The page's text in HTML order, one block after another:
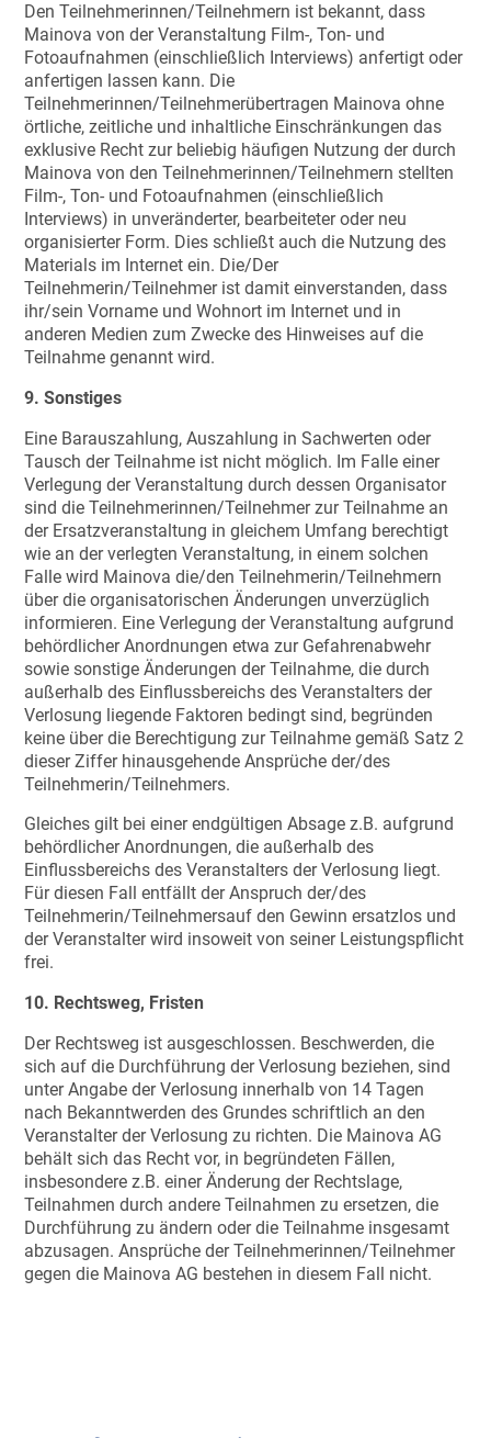
Den Teilnehmerinnen/Teilnehmern ist bekannt, dass
Mainova von der Veranstaltung Film-, Ton- und
Fotoaufnahmen (einschließlich Interviews) anfertigt oder
anfertigen lassen kann. Die
Teilnehmerinnen/Teilnehmerübertragen Mainova ohne
örtliche, zeitliche und inhaltliche Einschränkungen das
exklusive Recht zur beliebig häufigen Nutzung der durch
Mainova von den Teilnehmerinnen/Teilnehmern stellten
Film-, Ton- und Fotoaufnahmen (einschließlich
Interviews) in unveränderter, bearbeiteter oder neu
organisierter Form. Dies schließt auch die Nutzung des
Materials im Internet ein. Die/Der
Teilnehmerin/Teilnehmer ist damit einverstanden, dass
ihr/sein Vorname und Wohnort im Internet und in
anderen Medien zum Zwecke des Hinweises auf die
Teilnahme genannt wird.
9. Sonstiges
Eine Barauszahlung, Auszahlung in Sachwerten oder
Tausch der Teilnahme ist nicht möglich. Im Falle einer
Verlegung der Veranstaltung durch dessen Organisator
sind die Teilnehmerinnen/Teilnehmer zur Teilnahme an
der Ersatzveranstaltung in gleichem Umfang berechtigt
wie an der verlegten Veranstaltung, in einem solchen
Falle wird Mainova die/den Teilnehmerin/Teilnehmern
über die organisatorischen Änderungen unverzüglich
informieren. Eine Verlegung der Veranstaltung aufgrund
behördlicher Anordnungen etwa zur Gefahrenabwehr
sowie sonstige Änderungen der Teilnahme, die durch
außerhalb des Einflussbereichs des Veranstalters der
Verlosung liegende Faktoren bedingt sind, begründen
keine über die Berechtigung zur Teilnahme gemäß Satz 2
dieser Ziffer hinausgehende Ansprüche der/des
Teilnehmerin/Teilnehmers.
Gleiches gilt bei einer endgültigen Absage z.B. aufgrund
behördlicher Anordnungen, die außerhalb des
Einflussbereichs des Veranstalters der Verlosung liegt.
Für diesen Fall entfällt der Anspruch der/des
Teilnehmerin/Teilnehmersauf den Gewinn ersatzlos und
der Veranstalter wird insoweit von seiner Leistungspflicht
frei.
10. Rechtsweg, Fristen
Der Rechtsweg ist ausgeschlossen. Beschwerden, die
sich auf die Durchführung der Verlosung beziehen, sind
unter Angabe der Verlosung innerhalb von 14 Tagen
nach Bekanntwerden des Grundes schriftlich an den
Veranstalter der Verlosung zu richten. Die Mainova AG
behält sich das Recht vor, in begründeten Fällen,
insbesondere z.B. einer Änderung der Rechtslage,
Teilnahmen durch andere Teilnahmen zu ersetzen, die
Durchführung zu ändern oder die Teilnahme insgesamt
abzusagen. Ansprüche der Teilnehmerinnen/Teilnehmer
gegen die Mainova AG bestehen in diesem Fall nicht.